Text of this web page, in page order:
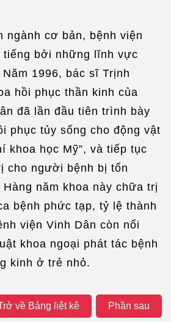
ngành cơ bản, bệnh viện
tiếng bởi những lĩnh vực
1996, bác sĩ Trịnh
hồi phục thần kinh của
đã lần đầu tiên trình bày
phục tủy sống cho động vật
khoa học Mỹ”, và tiếp tục
cho người bệnh bị tổn
năm khoa này chữa trị
bệnh phức tạp, tỷ lệ thành
viện Vinh Dân còn nổi
khoa ngoại phát tác bệnh
kinh ở trẻ nhỏ.
về Bảng liệt kê Phần sau